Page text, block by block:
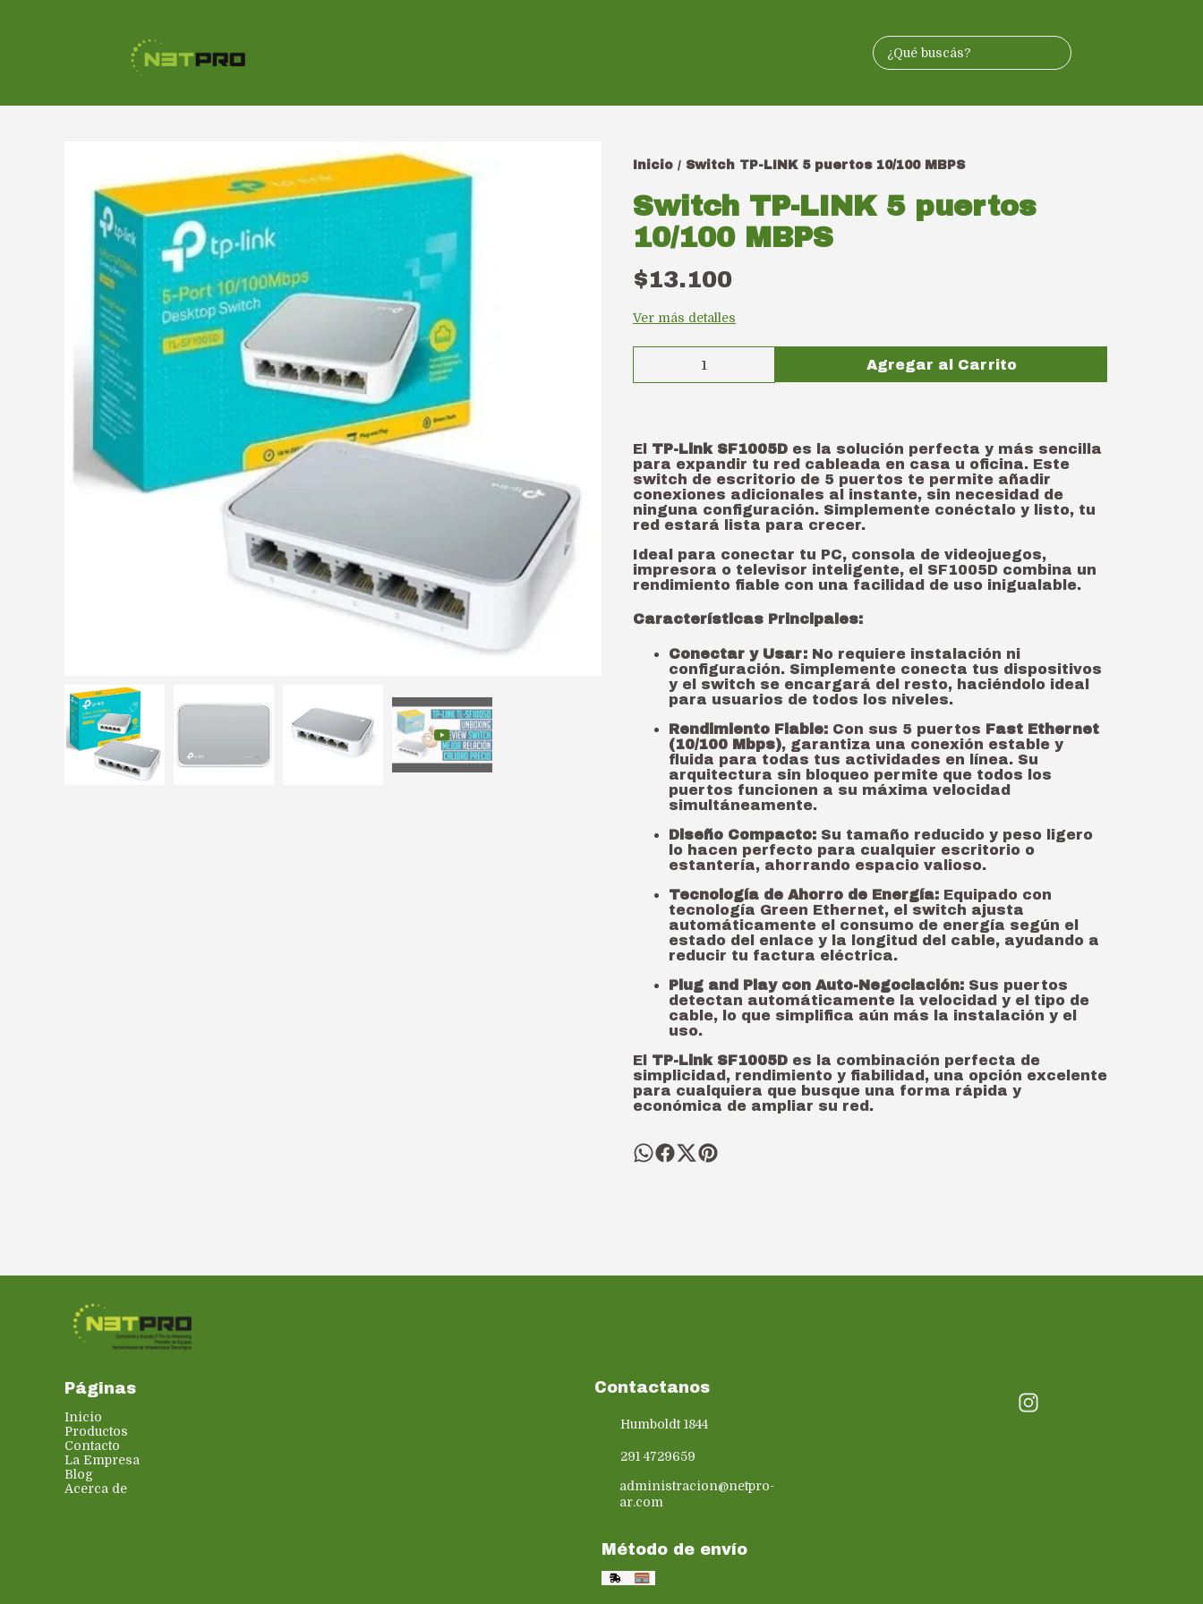
Inicio / Switch TP-LINK 5 puertos 10/100 MBPS
Switch TP-LINK 5 puertos
10/100 MBPS
$13.100
Ver más detalles
Agregar al Carrito
El TP-Link SF1005D es la solución perfecta y más sencilla
para expandir tu red cableada en casa u oficina. Este
switch de escritorio de 5 puertos te permite añadir
conexiones adicionales al instante, sin necesidad de
ninguna configuración. Simplemente conéctalo y listo, tu
red estará lista para crecer.
Ideal para conectar tu PC, consola de videojuegos,
impresora o televisor inteligente, el SF1005D combina un
rendimiento fiable con una facilidad de uso inigualable.
Características Principales:
Conectar y Usar: No requiere instalación ni
configuración. Simplemente conecta tus dispositivos
y el switch se encargará del resto, haciéndolo ideal
para usuarios de todos los niveles.
Rendimiento Fiable: Con sus 5 puertos Fast Ethernet
(10/100 Mbps), garantiza una conexión estable y
fluida para todas tus actividades en línea. Su
arquitectura sin bloqueo permite que todos los
puertos funcionen a su máxima velocidad
simultáneamente.
Diseño Compacto: Su tamaño reducido y peso ligero
lo hacen perfecto para cualquier escritorio o
estantería, ahorrando espacio valioso.
Tecnología de Ahorro de Energía: Equipado con
tecnología Green Ethernet, el switch ajusta
automáticamente el consumo de energía según el
estado del enlace y la longitud del cable, ayudando a
reducir tu factura eléctrica.
Plug and Play con Auto-Negociación: Sus puertos
detectan automáticamente la velocidad y el tipo de
cable, lo que simplifica aún más la instalación y el
uso.
El TP-Link SF1005D es la combinación perfecta de
simplicidad, rendimiento y fiabilidad, una opción excelente
para cualquiera que busque una forma rápida y
económica de ampliar su red.
Páginas
Inicio
Productos
Contacto
La Empresa
Blog
Acerca de
Contactanos
Humboldt 1844
291 4729659
administracion@netpro-
ar.com
Método de envío